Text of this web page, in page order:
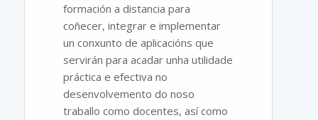
formación a distancia para
coñecer, integrar e implementar
un conxunto de aplicacións que
servirán para acadar unha utilidade
práctica e efectiva no
desenvolvemento do noso
traballo como docentes, así como